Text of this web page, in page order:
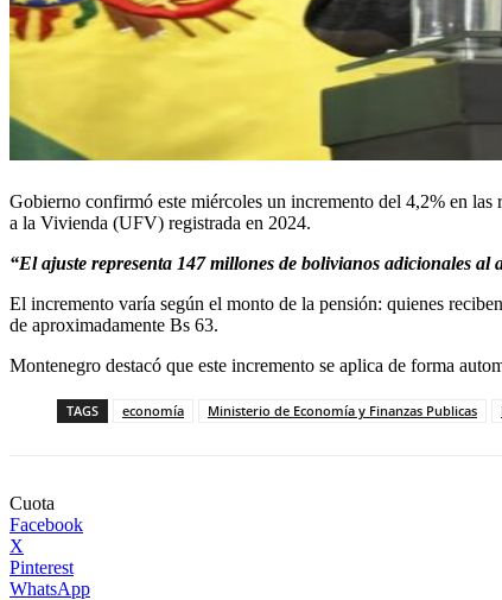
Gobierno confirmó este miércoles un incremento del 4,2% en
a la Vivienda (UFV) registrada en 2024.
“El ajuste representa 147 millones de bolivianos adicionales
El incremento varía según el monto de la pensión: quienes
de aproximadamente Bs 63.
Montenegro destacó que este incremento se aplica de forma
TAGS economía Ministerio de Economía y Finanzas Publicas
Cuota
Facebook
X
Pinterest
WhatsApp